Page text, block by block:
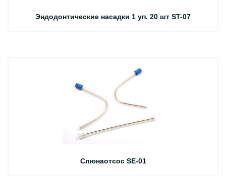
Эндодонтические насадки 1 уп. 20 шт ST-07
Слюнаотсос SE-01